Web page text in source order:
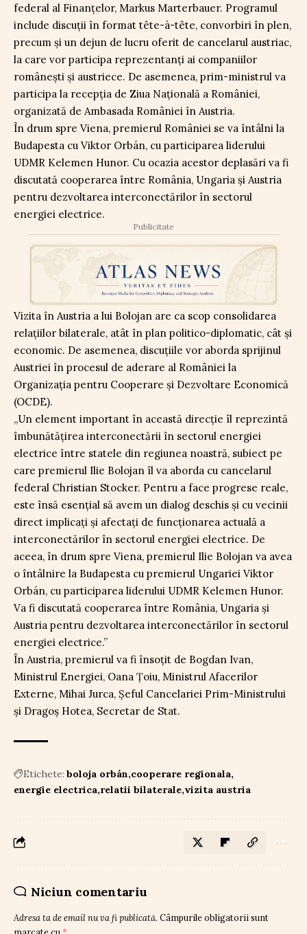
federal al Finanțelor, Markus Marterbauer. Programul
include discuții în format tête-à-tête, convorbiri în plen,
precum și un dejun de lucru oferit de cancelarul austriac,
la care vor participa reprezentanți ai companiilor
românești și austriece. De asemenea, prim-ministrul va
participa la recepția de Ziua Națională a României,
organizată de Ambasada României în Austria.
În drum spre Viena, premierul României se va întâlni la
Budapesta cu Viktor Orbán, cu participarea liderului
UDMR Kelemen Hunor. Cu ocazia acestor deplasări va fi
discutată cooperarea între România, Ungaria și Austria
pentru dezvoltarea interconectărilor în sectorul
energiei electrice.
Publicitate
Vizita în Austria a lui Bolojan are ca scop consolidarea
relațiilor bilaterale, atât în plan politico-diplomatic, cât și
economic. De asemenea, discuțiile vor aborda sprijinul
Austriei în procesul de aderare al României la
Organizația pentru Cooperare și Dezvoltare Economică
(OCDE).
„Un element important în această direcție îl reprezintă
îmbunătățirea interconectării în sectorul energiei
electrice între statele din regiunea noastră, subiect pe
care premierul Ilie Bolojan îl va aborda cu cancelarul
federal Christian Stocker. Pentru a face progrese reale,
este însă esențial să avem un dialog deschis și cu vecinii
direct implicați și afectați de funcționarea actuală a
interconectărilor în sectorul energiei electrice. De
aceea, în drum spre Viena, premierul Ilie Bolojan va avea
o întâlnire la Budapesta cu premierul Ungariei Viktor
Orbán, cu participarea liderului UDMR Kelemen Hunor.
Va fi discutată cooperarea între România, Ungaria și
Austria pentru dezvoltarea interconectărilor în sectorul
energiei electrice.”
În Austria, premierul va fi însoțit de Bogdan Ivan,
Ministrul Energiei, Oana Țoiu, Ministrul Afacerilor
Externe, Mihai Jurca, Șeful Cancelariei Prim-Ministrului
și Dragoș Hotea, Secretar de Stat.
Etichete: boloja orbán cooperare regionala
energie electrica relatii bilaterale vizita austria
Niciun comentariu
Adresa ta de email nu va fi publicată. Câmpurile obligatorii sunt
marcate cu *